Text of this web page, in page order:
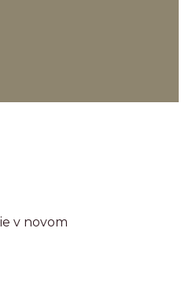
v novom